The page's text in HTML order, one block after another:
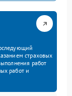
страховых
работ
работ и